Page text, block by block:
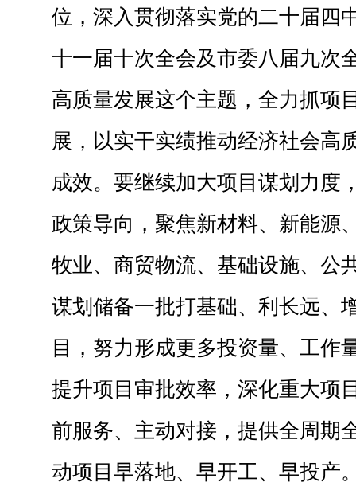
位，深入贯彻落实党的二十届四
十一届十次全会及市委八届九次
高质量发展这个主题，全力抓项
展，以实干实绩推动经济社会高
成效。要继续加大项目谋划力度
政策导向，聚焦新材料、新能源
牧业、商贸物流、基础设施、公
谋划储备一批打基础、利长远、
目，努力形成更多投资量、工作
提升项目审批效率，深化重大项
前服务、主动对接，提供全周期
动项目早落地、早开工、早投产